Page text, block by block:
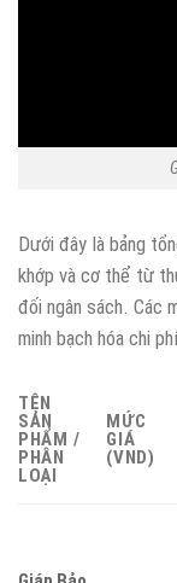
Dưới đây là bảng
khớp và cơ thể từ
đối ngân sách. Các
minh bạch hóa chi
TÊN
SẢN
PHẨM /
PHÂN
LOẠI
MỨC
GIÁ
(VND)